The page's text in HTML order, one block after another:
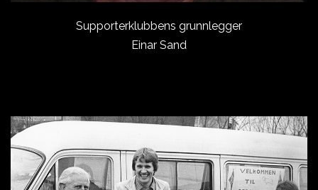
Supporterklubbens grunnlegger
Einar Sand